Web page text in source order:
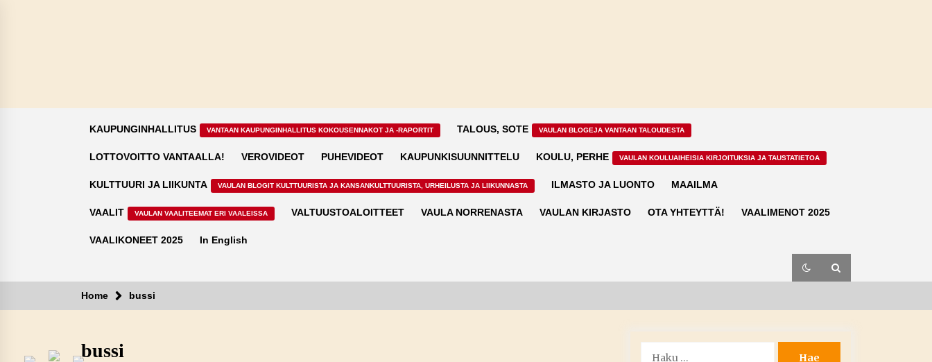
KAUPUNGINHALLITUS VANTAAN KAUPUNGINHALLITUS KOKOUSENNAKOT JA -RAPORTIT TALOUS, SOTE VAULAN BLOGEJA VANTAAN TALOUDESTA
LOTTOVOITTO VANTAALLA! VEROVIDEOT PUHEVIDEOT KAUPUNKISUUNNITTELU KOULU, PERHE VAULAN KOULUAIHEISIA KIRJOITUKSIA JA TAUSTATIETOA
KULTTUURI JA LIIKUNTA VAULAN BLOGIT KULTTUURISTA JA KANSANKULTTUURISTA, URHEILUSTA JA LIIKUNNASTA ILMASTO JA LUONTO MAAILMA
VAALIT VAULAN VAALITEEMAT ERI VAALEISSA VALTUUSTOALOITTEET VAULA NORRENASTA VAULAN KIRJASTO OTA YHTEYTTÄ! VAALIMENOT 2025
VAALIKONEET 2025 In English
Home bussi
bussi